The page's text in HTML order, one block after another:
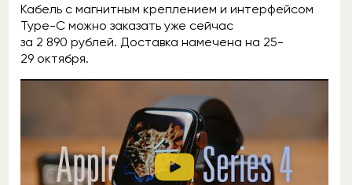
Кабель с магнитным креплением и интерфейсом
Type-C можно заказать уже сейчас
за 2 890 рублей. Доставка намечена на 25-
29 октября.